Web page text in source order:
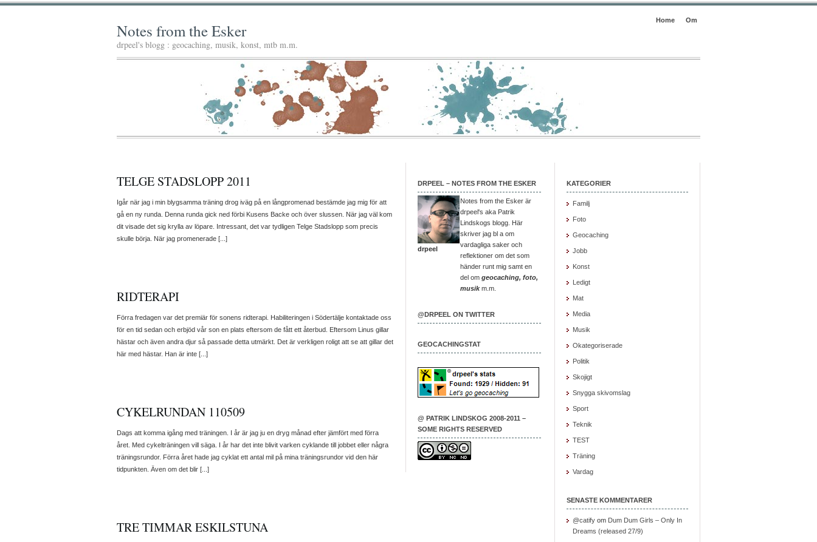
Home Om
Notes from the Esker
drpeel's blogg : geocaching, musik, konst, mtb m.m.
TELGE STADSLOPP 2011
Igår när jag i min blygsamma träning drog iväg på en långpromenad bestämde jag mig för att
gå en ny runda. Denna runda gick ned förbi Kusens Backe och över slussen. När jag väl kom
dit visade det sig krylla av löpare. Intressant, det var tydligen Telge Stadslopp som precis
skulle börja. När jag promenerade [...]
RIDTERAPI
Förra fredagen var det premiär för sonens ridterapi. Habiliteringen i Södertälje kontaktade oss
för en tid sedan och erbjöd vår son en plats eftersom de fått ett återbud. Eftersom Linus gillar
hästar och även andra djur så passade detta utmärkt. Det är verkligen roligt att se att gillar det
här med hästar. Han är inte [...]
CYKELRUNDAN 110509
Dags att komma igång med träningen. I år är jag ju en dryg månad efter jämfört med förra
året. Med cykelträningen vill säga. I år har det inte blivit varken cyklande till jobbet eller några
träningsrundor. Förra året hade jag cyklat ett antal mil på mina träningsrundor vid den här
tidpunkten. Även om det blir [...]
TRE TIMMAR ESKILSTUNA
DRPEEL – NOTES FROM THE ESKER
drpeel
Notes from the Esker är
drpeel's aka Patrik
Lindskogs blogg. Här
skriver jag bl a om
vardagliga saker och
reflektioner om det som
händer runt mig samt en
del om geocaching, foto,
musikm.m.
@DRPEEL ON TWITTER
GEOCACHINGSTAT
@ PATRIK LINDSKOG 2008-2011 –
SOME RIGHTS RESERVED
KATEGORIER
Familj
Foto
Geocaching
Jobb
Konst
Ledigt
Mat
Media
Musik
Okategoriserade
Politik
Skojigt
Snygga skivomslag
Sport
Teknik
TEST
Träning
Vardag
SENASTE KOMMENTARER
@catify om Dum Dum Girls – Only In
Dreams (released 27/9)